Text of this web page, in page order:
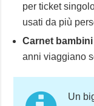
per ticket
usati da più
Carnet
anni viaggiano
Un